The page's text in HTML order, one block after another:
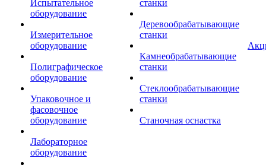
Испытательное
оборудование
Измерительное
оборудование
Полиграфическое
оборудование
Упаковочное и
фасовочное
оборудование
Лабораторное
оборудование
станки
Деревообрабатывающие
станки
Камнеобрабатывающие
станки
Стеклообрабатывающие
станки
Станочная оснастка